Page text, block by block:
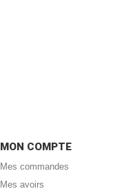
MON COMPTE
Mes commandes
Mes avoirs